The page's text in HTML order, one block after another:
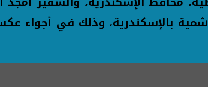
بالإسكندرية، وذلك في أجواء